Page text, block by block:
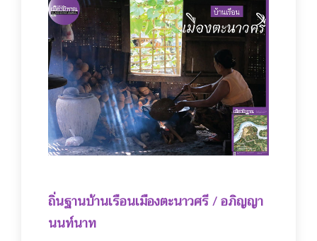
ถิ่นฐานบ้านเรือนเมืองตะนาวศรี / อภิญญา
นนท์นาท